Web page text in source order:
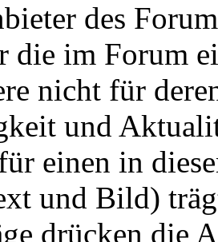
des
die im Forum
nicht für
und
einen in
und Bild)
drücken die